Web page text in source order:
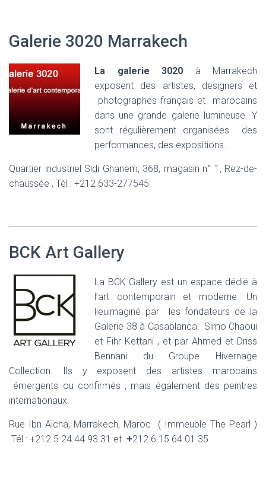
Galerie 3020 Marrakech
La galerie 3020 à Marrakech
exposent des artistes, designers et
photographes français et marocains
dans une grande galerie lumineuse. Y
sont régulièrement organisées des
performances, des expositions.
Quartier industriel Sidi Ghanem, 368, magasin n° 1, Rez-de-
chaussée , Tél : +212 633-277545
BCK Art Gallery
La BCK Gallery est un espace dédié à
l’art contemporain et moderne. Un
lieuimaginé par les fondateurs de la
Galerie 38 à Casablanca: Simo Chaoui
et Fihr Kettani , et par Ahmed et Driss
Bennani du Groupe Hivernage
Collection. Ils y exposent des artistes marocains
émergents ou confirmés , mais également des peintres
internationaux.
Rue Ibn Aïcha, Marrakech, Maroc ( Immeuble The Pearl )
Tél : +212 5 24 44 93 31 et +212 6 15 64 01 35